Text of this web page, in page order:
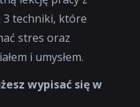
3 techniki, które
stres oraz
i umysłem.
wypisać się w